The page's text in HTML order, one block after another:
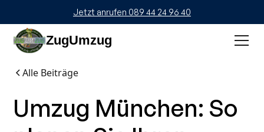
Jetzt anrufen 089 44 24 96 40
ZugUmzug
Alle Beiträge
Umzug München: So